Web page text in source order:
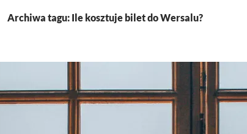
Archiwa tagu: Ile kosztuje bilet do Wersalu?